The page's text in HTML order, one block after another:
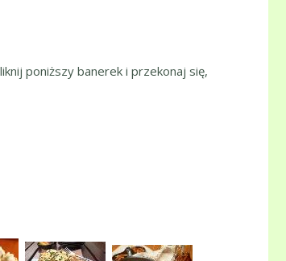
poniższy banerek i przekonaj się,